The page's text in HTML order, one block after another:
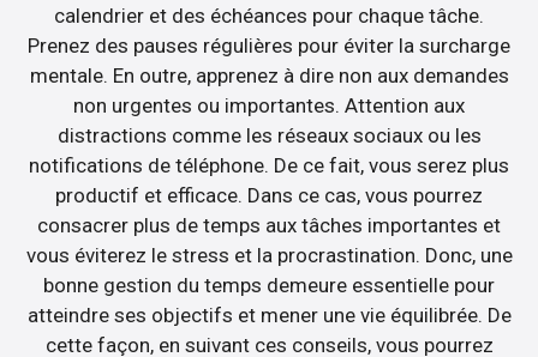
calendrier et des échéances pour chaque tâche.
Prenez des pauses régulières pour éviter la surcharge
mentale. En outre, apprenez à dire non aux demandes
non urgentes ou importantes. Attention aux
distractions comme les réseaux sociaux ou les
notifications de téléphone. De ce fait, vous serez plus
productif et efficace. Dans ce cas, vous pourrez
consacrer plus de temps aux tâches importantes et
vous éviterez le stress et la procrastination. Donc, une
bonne gestion du temps demeure essentielle pour
atteindre ses objectifs et mener une vie équilibrée. De
cette façon, en suivant ces conseils, vous pourrez